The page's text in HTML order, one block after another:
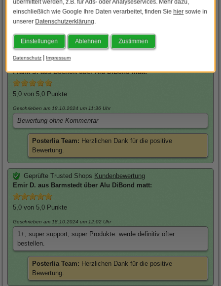
empfehlen.
Bewertung.
Geprüfte Trusted Shops
FrankS. aus Bocholt überAlu DiBond matt:
5,0 von 5,0 Punkte
Geschrieben am 18.10.2024 um 11:36 Uhr
Bewertung ohne Kommentar
Posterlia Team: Herzlichen Dank für die positive
Bewertung.
Geprüfte Trusted Shops Kundenbewertung
Emir D. aus Barmstedt überAlu DiBond matt:
5,0 von 5,0 Punkte
Geschrieben am 18.10.2024 um 12:02 Uhr
1+, super support, super Produkte. werde definitiv öfter
bestellen.
Posterlia Team: Herzlichen Dank für die positive
Bewertung.
übermittelt werden, z.B. für Ads- oder Analyseservices. Mehr dazu,
einschließlich wie Google Ihre Daten verarbeitet, finden Sie hier sowie in
unserer Datenschutzerklärung.
Einstellungen Ablehnen Zustimmen
Datenschutz | Impressum